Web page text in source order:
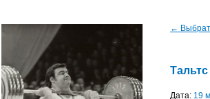
←
Дата: 19